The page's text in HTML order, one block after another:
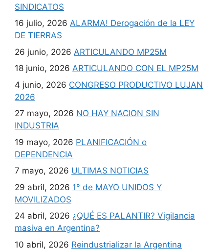
SINDICATOS
16 julio, 2026 ALARMA! Derogación de la LEY
DE TIERRAS
26 junio, 2026 ARTICULANDO MP25M
18 junio, 2026 ARTICULANDO CON EL MP25M
4 junio, 2026 CONGRESO PRODUCTIVO LUJAN
2026
27 mayo, 2026 NO HAY NACION SIN
INDUSTRIA
19 mayo, 2026 PLANIFICACIÓN o
DEPENDENCIA
7 mayo, 2026 ULTIMAS NOTICIAS
29 abril, 2026 1° de MAYO UNIDOS Y
MOVILIZADOS
24 abril, 2026 ¿QUÉ ES PALANTIR? Vigilancia
masiva en Argentina?
10 abril, 2026 Reindustrializar la Argentina